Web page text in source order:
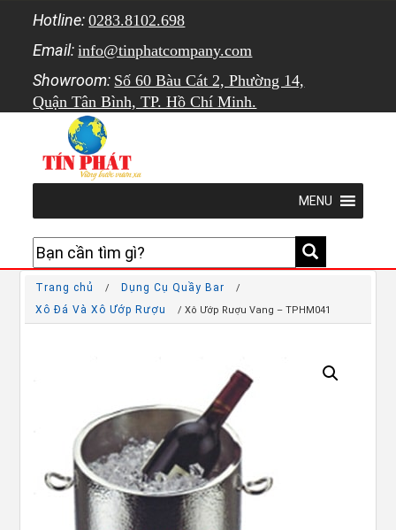
Hotline: 0283.8102.698
Email: info@tinphatcompany.com
Showroom: Số 60 Bàu Cát 2, Phường 14,
Quận Tân Bình, TP. Hồ Chí Minh.
MENU
Trang chủ / Dụng Cụ Quầy Bar /
Xô Đá Và Xô Ướp Rượu / Xô Ướp Rượu Vang – TPHM041